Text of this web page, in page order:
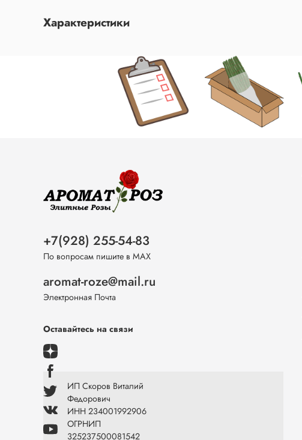
Характеристики
+7(928) 255-54-83
По вопросам пишите в МАХ
aromat-roze@mail.ru
Электронная Почта
Оставайтесь на связи
ИП Скоров Виталий
Федорович
ИНН 234001992906
ОГРНИП
325237500081542